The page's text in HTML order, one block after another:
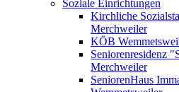
Soziale Einrichtungen
Kirchliche
Merchweiler
KÖB
Seniorenresidenz
Merchweiler
SeniorenHaus